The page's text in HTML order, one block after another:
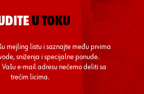
U TOKU
mejling listu i saznajte među prvima
sniženja i specijalne ponude.
e-mail adresu nećemo deliti sa
trećim licima.